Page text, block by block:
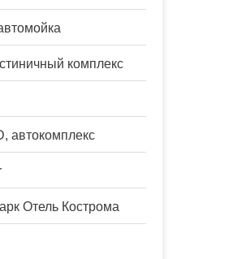
комплекс
автокомплекс
Отель Кострома